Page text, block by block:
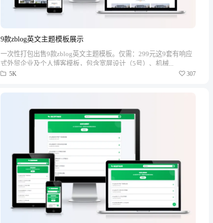
9款zblog英文主题模板展示
一次性打包出售9款zblog英文主题模板。仅需：299元这9套有响应
式外贸企业及个人博客模板，包含宽屏设计（5号）、机械...
5K 307